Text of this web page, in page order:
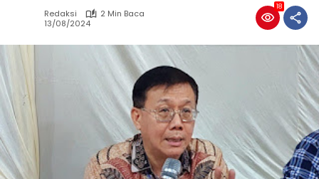
Redaksi
2 Min Baca
13/08/2024
18